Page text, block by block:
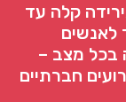
קלה עד
לאנשים
בכל מצב –
חברתיים